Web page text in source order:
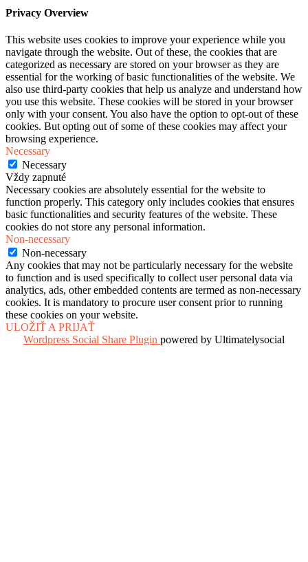
Privacy Overview
This website uses cookies to improve your experience while you
navigate through the website. Out of these, the cookies that are
categorized as necessary are stored on your browser as they are
essential for the working of basic functionalities of the website. We
also use third-party cookies that help us analyze and understand how
you use this website. These cookies will be stored in your browser
only with your consent. You also have the option to opt-out of these
cookies. But opting out of some of these cookies may affect your
browsing experience.
Necessary
Necessary
Vždy zapnuté
Necessary cookies are absolutely essential for the website to
function properly. This category only includes cookies that ensures
basic functionalities and security features of the website. These
cookies do not store any personal information.
Non-necessary
Non-necessary
Any cookies that may not be particularly necessary for the website
to function and is used specifically to collect user personal data via
analytics, ads, other embedded contents are termed as non-necessary
cookies. It is mandatory to procure user consent prior to running
these cookies on your website.
ULOŽIŤ A PRIJAŤ
Wordpress Social Share Plugin powered by Ultimatelysocial